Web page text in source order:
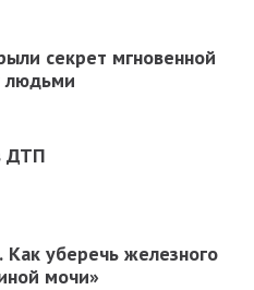
секрет мгновенной
людьми
ДТП
уберечь железного
мочи»